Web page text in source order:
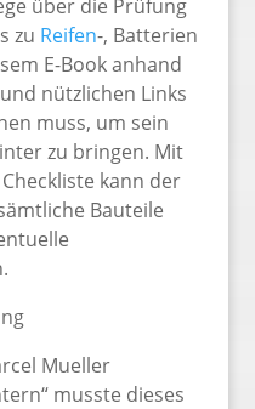
über die Prüfung
zu Reifen-, Batterien
E-Book anhand
nützlichen Links
muss, um sein
zu bringen. Mit
kann der
Bauteile
Mueller
musste dieses